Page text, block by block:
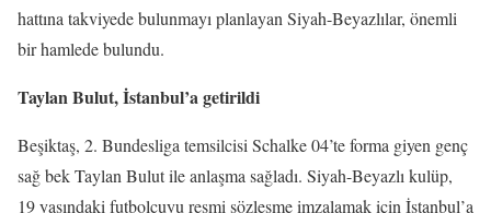
hattına takviyede bulunmayı planlayan Siyah-Beyazlılar, önemli
bir hamlede bulundu.
Taylan Bulut, İstanbul’a getirildi
Beşiktaş, 2. Bundesliga temsilcisi Schalke 04’te forma giyen genç
sağ bek Taylan Bulut ile anlaşma sağladı. Siyah-Beyazlı kulüp,
19 yaşındaki futbolcuyu resmi sözleşme imzalamak için İstanbul’a